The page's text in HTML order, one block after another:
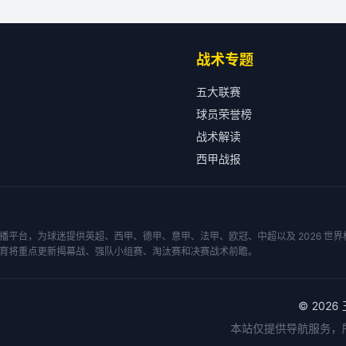
战术专题
五大联赛
球员荣誉榜
战术解读
西甲战报
平台，为球迷提供英超、西甲、德甲、意甲、法甲、欧冠、中超以及 2026
将重点更新揭幕战、强队小组赛、淘汰赛和决赛战术前瞻。
© 2026
本站仅提供导航服务